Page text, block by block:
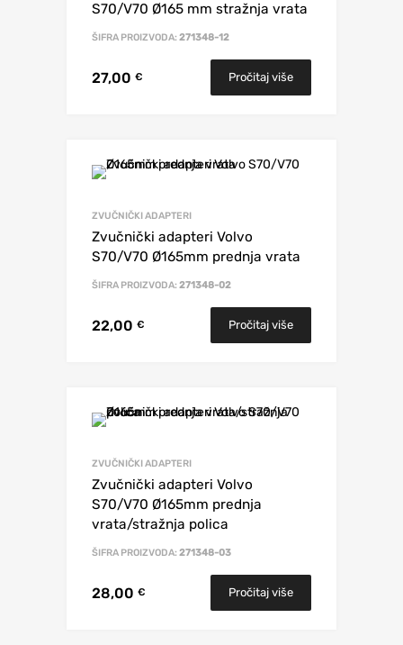
S70/V70 Ø165 mm stražnja vrata
ŠIFRA PROIZVODA: 271348-12
27,00 € Pročitaj više
ZVUČNIČKI ADAPTERI
Zvučnički adapteri Volvo
S70/V70 Ø165mm prednja vrata
ŠIFRA PROIZVODA: 271348-02
22,00 € Pročitaj više
ZVUČNIČKI ADAPTERI
Zvučnički adapteri Volvo
S70/V70 Ø165mm prednja
vrata/stražnja polica
ŠIFRA PROIZVODA: 271348-03
28,00 € Pročitaj više